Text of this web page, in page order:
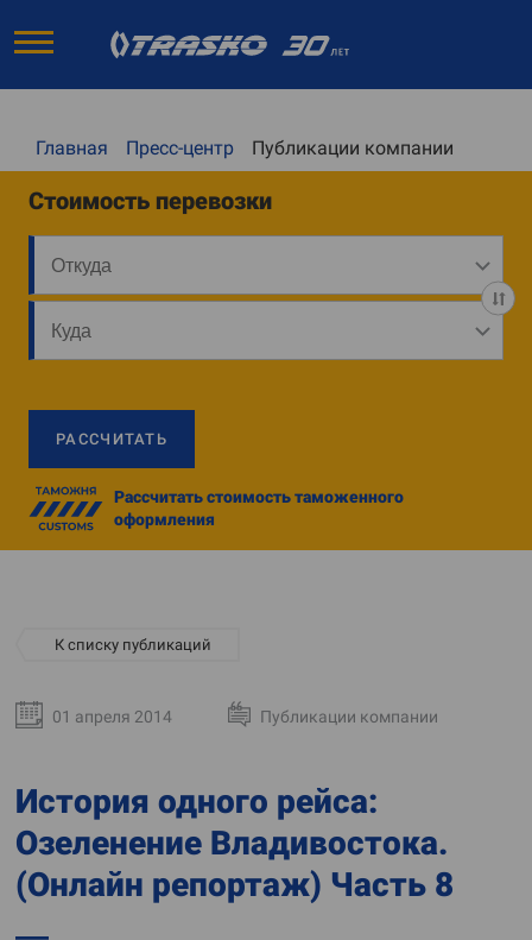
Главная Пресс-центр Публикации компании
Стоимость перевозки
РАССЧИТАТЬ
Рассчитать стоимость таможенного
оформления
К списку публикаций
01 апреля 2014 Публикации компании
История одного рейса:
Озеленение Владивостока.
(Онлайн репортаж) Часть 8